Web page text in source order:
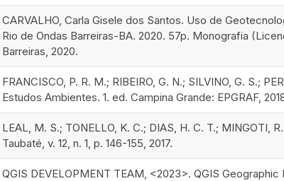
CARVALHO, Carla Gisele dos Santos. Uso de
Rio de Ondas Barreiras-BA. 2020. 57p. Monografia
Barreiras, 2020.
FRANCISCO, P. R. M.; RIBEIRO, G. N.; SILVINO, G. S.;
Estudos Ambientes. 1. ed. Campina Grande: EPGRAF,
LEAL, M. S.; TONELLO, K. C.; DIAS, H. C. T.; MINGOTI,
Taubaté, v. 12, n. 1, p. 146-155, 2017.
QGIS DEVELOPMENT TEAM, <2023>. QGIS